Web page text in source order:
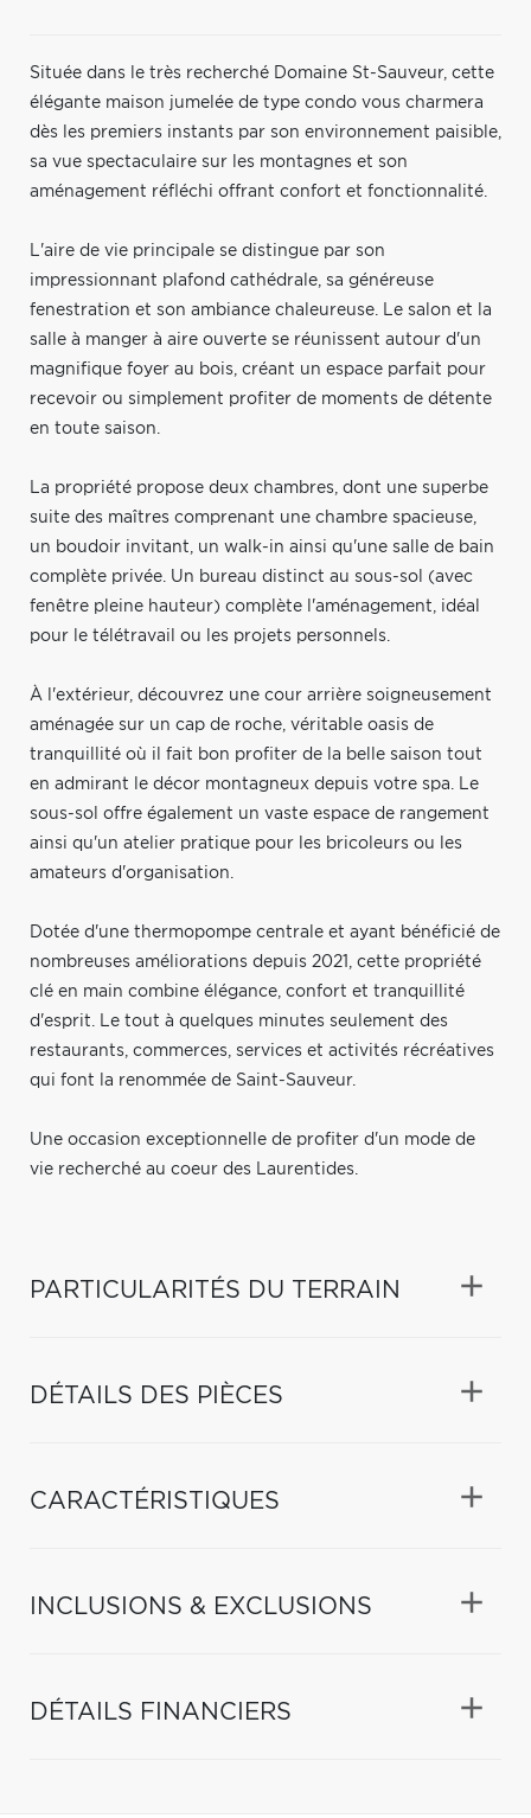
Située dans le très recherché Domaine St-Sauveur, cette
élégante maison jumelée de type condo vous charmera
dès les premiers instants par son environnement paisible,
sa vue spectaculaire sur les montagnes et son
aménagement réfléchi offrant confort et fonctionnalité.
L'aire de vie principale se distingue par son
impressionnant plafond cathédrale, sa généreuse
fenestration et son ambiance chaleureuse. Le salon et la
salle à manger à aire ouverte se réunissent autour d'un
magnifique foyer au bois, créant un espace parfait pour
recevoir ou simplement profiter de moments de détente
en toute saison.
La propriété propose deux chambres, dont une superbe
suite des maîtres comprenant une chambre spacieuse,
un boudoir invitant, un walk-in ainsi qu'une salle de bain
complète privée. Un bureau distinct au sous-sol (avec
fenêtre pleine hauteur) complète l'aménagement, idéal
pour le télétravail ou les projets personnels.
À l'extérieur, découvrez une cour arrière soigneusement
aménagée sur un cap de roche, véritable oasis de
tranquillité où il fait bon profiter de la belle saison tout
en admirant le décor montagneux depuis votre spa. Le
sous-sol offre également un vaste espace de rangement
ainsi qu'un atelier pratique pour les bricoleurs ou les
amateurs d'organisation.
Dotée d'une thermopompe centrale et ayant bénéficié de
nombreuses améliorations depuis 2021, cette propriété
clé en main combine élégance, confort et tranquillité
d'esprit. Le tout à quelques minutes seulement des
restaurants, commerces, services et activités récréatives
qui font la renommée de Saint-Sauveur.
Une occasion exceptionnelle de profiter d'un mode de
vie recherché au coeur des Laurentides.
PARTICULARITÉS DU TERRAIN
DÉTAILS DES PIÈCES
CARACTÉRISTIQUES
INCLUSIONS & EXCLUSIONS
DÉTAILS FINANCIERS